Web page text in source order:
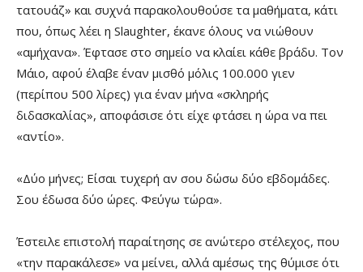
τατουάζ» και συχνά παρακολουθούσε τα μαθήματα, κάτι
που, όπως λέει η Slaughter, έκανε όλους να νιώθουν
«αμήχανα». Έφτασε στο σημείο να κλαίει κάθε βράδυ. Τον
Μάιο, αφού έλαβε έναν μισθό μόλις 100.000 γιεν
(περίπου 500 λίρες) για έναν μήνα «σκληρής
διδασκαλίας», αποφάσισε ότι είχε φτάσει η ώρα να πει
«αντίο».
«Δύο μήνες; Είσαι τυχερή αν σου δώσω δύο εβδομάδες.
Σου έδωσα δύο ώρες. Φεύγω τώρα».
Έστειλε επιστολή παραίτησης σε ανώτερο στέλεχος, που
«την παρακάλεσε» να μείνει, αλλά αμέσως της θύμισε ότι